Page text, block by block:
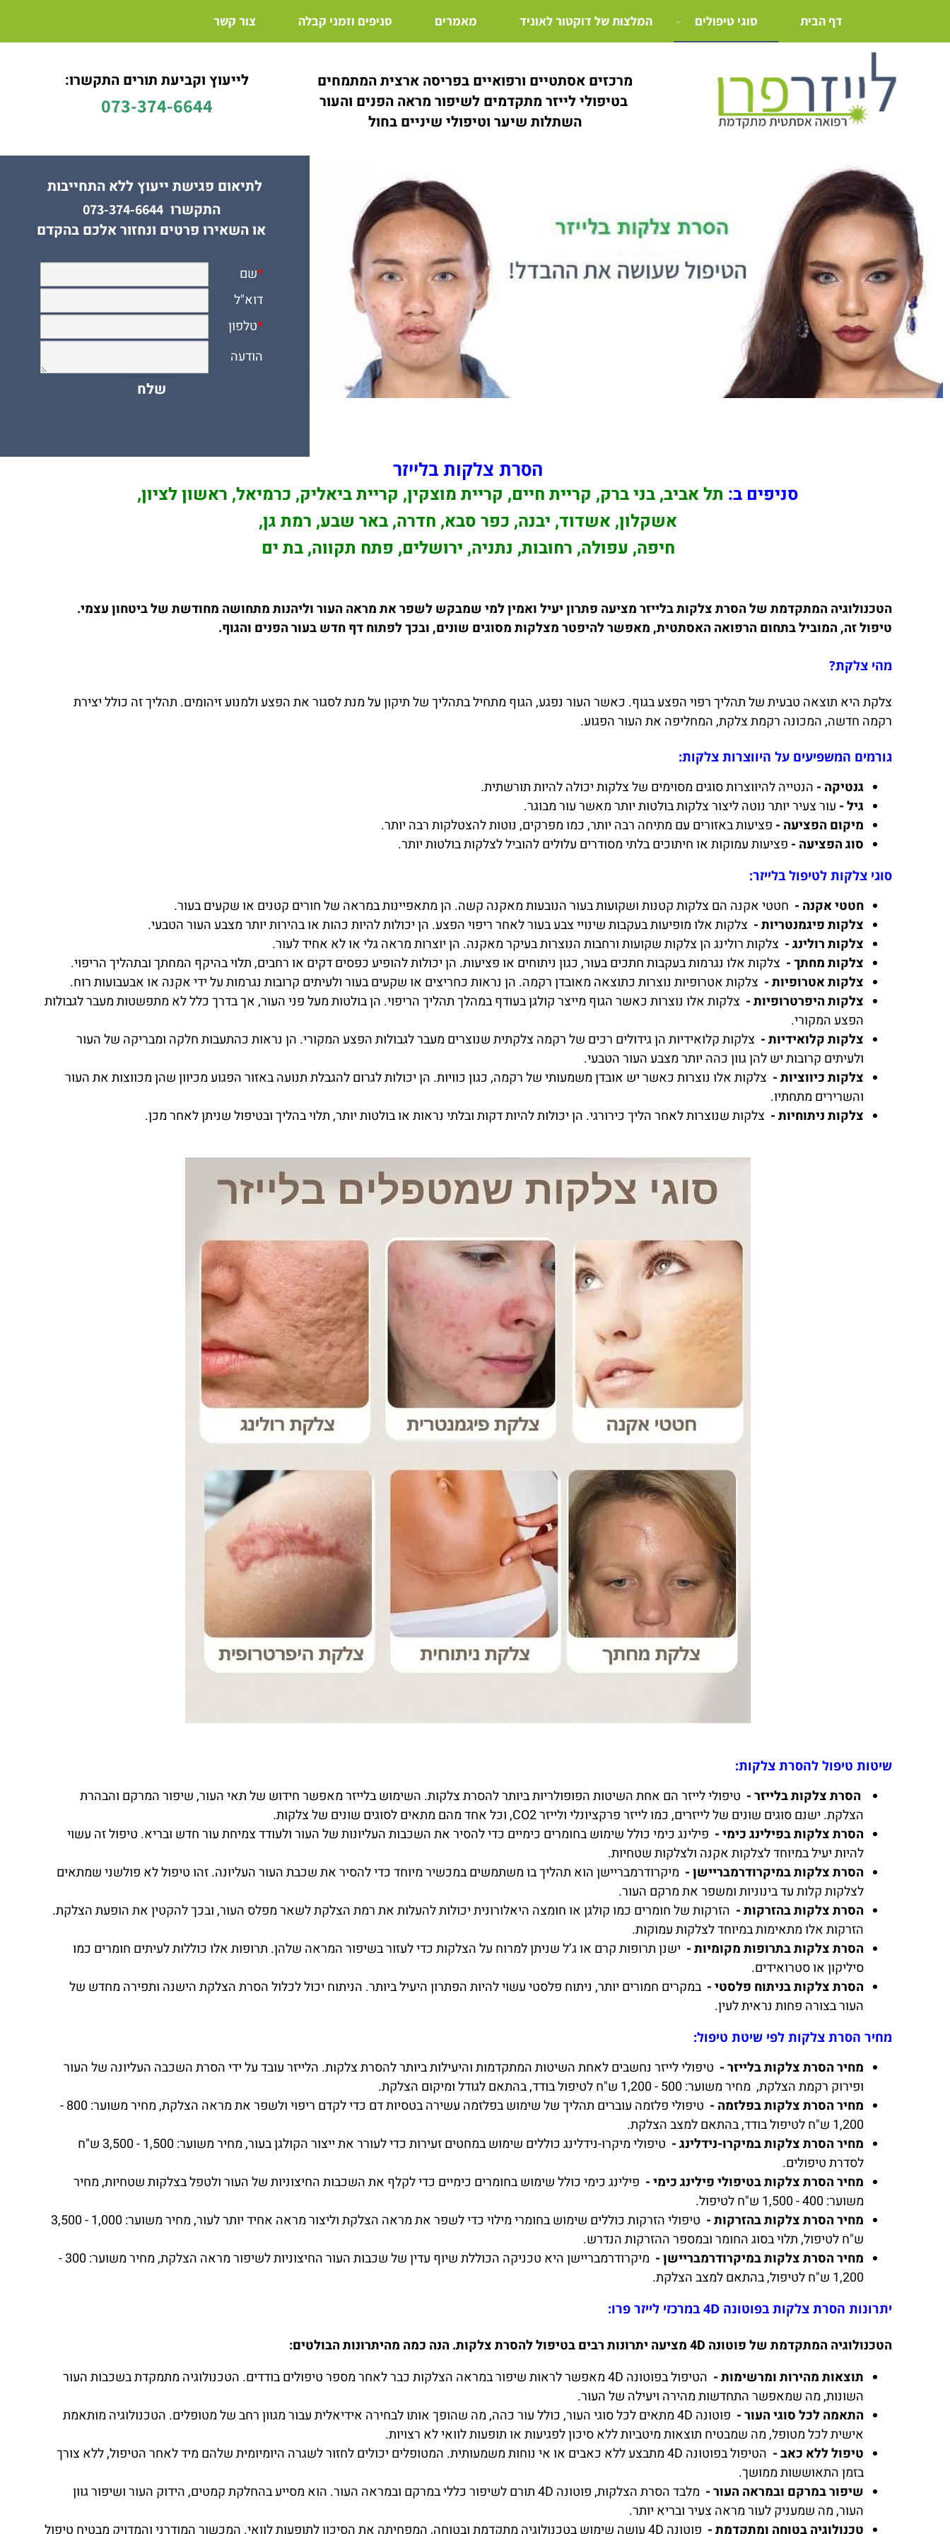
מרכזים אסתטיים ורפואיים בפריסה ארצית המתמחים
בטיפולי לייזר מתקדמים לשיפור מראה הפנים והעור
השתלות שיער וטיפולי שיניים בחול
לייעוץ וקביעת תורים התקשרו:
073-374-6644
דף הבית סוגי טיפולים המלצות של דוקטור לאוניד מאמרים סניפים וזמני קבלה צור קשר
לתיאום פגישת ייעוץ ללא התחייבות
התקשרו073-374-6644
או השאירו פרטים ונחזור אלכם בהקדם
הסרת צלקות בלייזר
סניפים ב: תל אביב, בני ברק, קריית חיים, קריית מוצקין, קריית ביאליק, כרמיאל, ראשון לציון,
אשקלון, אשדוד, יבנה, כפר סבא, חדרה, באר שבע, רמת גן,
חיפה, עפולה, רחובות, נתניה, ירושלים, פתח תקווה, בת ים
הטכנולוגיה המתקדמת של הסרת צלקות בלייזר מציעה פתרון יעיל ואמין למי שמבקש לשפר את מראה העור וליהנות מתחושה מחודשת של ביטחון עצמי.
טיפול זה, המוביל בתחום הרפואה האסתטית, מאפשר להיפטר מצלקות מסוגים שונים, ובכך לפתוח דף חדש בעור הפנים והגוף.
מהי צלקת?
צלקת היא תוצאה טבעית של תהליך רפוי הפצע בגוף. כאשר העור נפגע, הגוף מתחיל בתהליך של תיקון על מנת לסגור את הפצע ולמנוע זיהומים. תהליך זה כולל יצירת
רקמה חדשה, המכונה רקמת צלקת, המחליפה את העור הפגוע.
גורמים המשפיעים על היווצרות צלקות:
גנטיקה - הנטייה להיווצרות סוגים מסוימים של צלקות יכולה להיות תורשתית.
גיל - עור צעיר יותר נוטה ליצור צלקות בולטות יותר מאשר עור מבוגר.
מיקום הפציעה - פציעות באזורים עם מתיחה רבה יותר, כמו מפרקים, נוטות להצטלקות רבה יותר.
סוג הפציעה - פציעות עמוקות או חיתוכים בלתי מסודרים עלולים להוביל לצלקות בולטות יותר.
סוגי צלקות לטיפול בלייזר:
חטטי אקנה - חטטי אקנה הם צלקות קטנות ושקועות בעור הנובעות מאקנה קשה. הן מתאפיינות במראה של חורים קטנים או שקעים בעור.
צלקות פיגמנטריות - צלקות אלו מופיעות בעקבות שינויי צבע בעור לאחר ריפוי הפצע. הן יכולות להיות כהות או בהירות יותר מצבע העור הטבעי.
צלקות רולינג - צלקות רולינג הן צלקות שקועות ורחבות הנוצרות בעיקר מאקנה. הן יוצרות מראה גלי או לא אחיד לעור.
צלקות מחתך - צלקות אלו נגרמות בעקבות חתכים בעור, כגון ניתוחים או פציעות. הן יכולות להופיע כפסים דקים או רחבים, תלוי בהיקף המחתך ובתהליך הריפוי.
צלקות אטרופיות - צלקות אטרופיות נוצרות כתוצאה מאובדן רקמה. הן נראות כחריצים או שקעים בעור ולעיתים קרובות נגרמות על ידי אקנה או אבעבועות רוח.
צלקות היפרטרופיות - צלקות אלו נוצרות כאשר הגוף מייצר קולגן בעודף במהלך תהליך הריפוי. הן בולטות מעל פני העור, אך בדרך כלל לא מתפשטות מעבר לגבולות
הפצע המקורי.
צלקות קלואידיות - צלקות קלואידיות הן גידולים רכים של רקמה צלקתית שנוצרים מעבר לגבולות הפצע המקורי. הן נראות כהתעבות חלקה ומבריקה של העור
ולעיתים קרובות יש להן גוון כהה יותר מצבע העור הטבעי.
צלקות כיווציות - צלקות אלו נוצרות כאשר יש אובדן משמעותי של רקמה, כגון כוויות. הן יכולות לגרום להגבלת תנועה באזור הפגוע מכיוון שהן מכווצות את העור
והשרירים מתחתיו.
צלקות ניתוחיות - צלקות שנוצרות לאחר הליך כירורגי. הן יכולות להיות דקות ובלתי נראות או בולטות יותר, תלוי בהליך ובטיפול שניתן לאחר מכן.
שיטות טיפול להסרת צלקות:
הסרת צלקות בלייזר - טיפולי לייזר הם אחת השיטות הפופולריות ביותר להסרת צלקות. השימוש בלייזר מאפשר חידוש של תאי העור, שיפור המרקם והבהרת
הצלקת. ישנם סוגים שונים של לייזרים, כמו לייזר פרקציונלי ולייזר CO2, וכל אחד מהם מתאים לסוגים שונים של צלקות.
הסרת צלקות בפילינג כימי - פילינג כימי כולל שימוש בחומרים כימיים כדי להסיר את השכבות העליונות של העור ולעודד צמיחת עור חדש ובריא. טיפול זה עשוי
להיות יעיל במיוחד לצלקות אקנה ולצלקות שטחיות.
הסרת צלקות במיקרודרמבריישן - מיקרודרמבריישן הוא תהליך בו משתמשים במכשיר מיוחד כדי להסיר את שכבת העור העליונה. זהו טיפול לא פולשני שמתאים
לצלקות קלות עד בינוניות ומשפר את מרקם העור.
הסרת צלקות בהזרקות - הזרקות של חומרים כמו קולגן או חומצה היאלורונית יכולות להעלות את רמת הצלקת לשאר מפלס העור, ובכך להקטין את הופעת הצלקת.
הזרקות אלו מתאימות במיוחד לצלקות עמוקות.
הסרת צלקות בתרופות מקומיות - ישנן תרופות קרם או ג’ל שניתן למרוח על הצלקות כדי לעזור בשיפור המראה שלהן. תרופות אלו כוללות לעיתים חומרים כמו
סיליקון או סטרואידים.
הסרת צלקות בניתוח פלסטי - במקרים חמורים יותר, ניתוח פלסטי עשוי להיות הפתרון היעיל ביותר. הניתוח יכול לכלול הסרת הצלקת הישנה ותפירה מחדש של
העור בצורה פחות נראית לעין.
מחיר הסרת צלקות לפי שיטת טיפול:
מחיר הסרת צלקות בלייזר - טיפולי לייזר נחשבים לאחת השיטות המתקדמות והיעילות ביותר להסרת צלקות. הלייזר עובד על ידי הסרת השכבה העליונה של העור
ופירוק רקמת הצלקת, מחיר משוער: 500 - 1,200 ש"ח לטיפול בודד, בהתאם לגודל ומיקום הצלקת.
מחיר הסרת צלקות בפלזמה -
טיפולי פלזמה עוברים תהליך של שימוש בפלזמה עשירה בטסיות דם כדי לקדם ריפוי ולשפר את מראה הצלקת, מחיר משוער: 800 -
1,200 ש"ח לטיפול בודד, בהתאם למצב הצלקת.
מחיר הסרת צלקות במיקרו-נידלינג -
טיפולי מיקרו-נידלינג כוללים שימוש במחטים זעירות כדי לעורר את ייצור הקולגן בעור, מחיר משוער: 1,500 - 3,500 ש"ח
לסדרת טיפולים.
מחיר הסרת צלקות בטיפולי פילינג כימי - פילינג כימי כולל שימוש בחומרים כימיים כדי לקלף את השכבות החיצוניות של העור ולטפל בצלקות שטחיות, מחיר
משוער: 400 - 1,500 ש"ח לטיפול.
מחיר הסרת צלקות בהזרקות -
טיפולי הזרקות כוללים שימוש בחומרי מילוי כדי לשפר את מראה הצלקת וליצור מראה אחיד יותר לעור, מחיר משוער: 1,000 - 3,500
ש"ח לטיפול, תלוי בסוג החומר ובמספר ההזרקות הנדרש.
מחיר הסרת צלקות במיקרודרמבריישן -
מיקרודרמבריישן היא טכניקה הכוללת שיוף עדין של שכבות העור החיצוניות לשיפור מראה הצלקת, מחיר משוער: 300 -
1,200 ש"ח לטיפול, בהתאם למצב הצלקת.
יתרונות הסרת צלקות בפוטונה 4D במרכזי לייזר פרו:
הטכנולוגיה המתקדמת של פוטונה 4D מציעה יתרונות רבים בטיפול להסרת צלקות. הנה כמה מהיתרונות הבולטים:
תוצאות מהירות ומרשימות -
הטיפול בפוטונה 4D מאפשר לראות שיפור במראה הצלקות כבר לאחר מספר טיפולים בודדים. הטכנולוגיה מתמקדת בשכבות העור
השונות, מה שמאפשר התחדשות מהירה ויעילה של העור.
התאמה לכל סוגי העור -
פוטונה 4D מתאים לכל סוגי העור, כולל עור כהה, מה שהופך אותו לבחירה אידיאלית עבור מגוון רחב של מטופלים. הטכנולוגיה מותאמת
אישית לכל מטופל, מה שמבטיח תוצאות מיטביות ללא סיכון לפגיעות או תופעות לוואי לא רצויות.
טיפול ללא כאב -
הטיפול בפוטונה 4D מתבצע ללא כאבים או אי נוחות משמעותית. המטופלים יכולים לחזור לשגרה היומיומית שלהם מיד לאחר הטיפול, ללא צורך
בזמן התאוששות ממושך.
שיפור במרקם ובמראה העור -
מלבד הסרת הצלקות, פוטונה 4D תורם לשיפור כללי במרקם ובמראה העור. הוא מסייע בהחלקת קמטים, הידוק העור ושיפור גוון
העור, מה שמעניק לעור מראה צעיר ובריא יותר.
טכנולוגיה בטוחה ומתקדמת -
פוטונה 4D עושה שימוש בטכנולוגיה מתקדמת ובטוחה, המפחיתה את הסיכון לתופעות לוואי. המכשור המודרני והמדויק מבטיח טיפול